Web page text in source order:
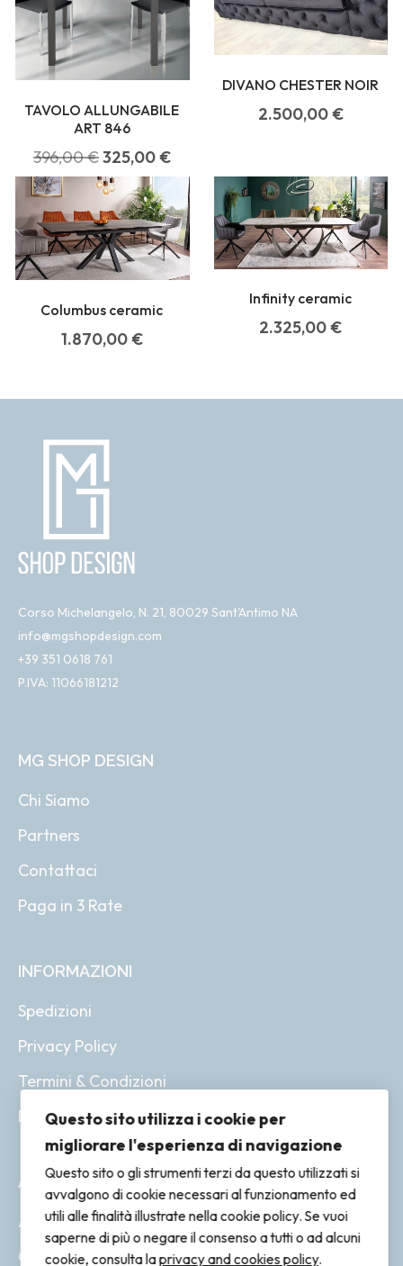
TAVOLO ALLUNGABILE
ART 846
396,00€325,00€
DIVANO CHESTER NOIR
2.500,00€
Columbus ceramic
1.870,00€
Infinity ceramic
2.325,00€
Corso Michelangelo, N. 21, 80029 Sant'Antimo NA
info@mgshopdesign.com
+39 351 0618 761
P.IVA: 11066181212
MG SHOP DESIGN
Chi Siamo
Partners
Contattaci
Paga in 3 Rate
INFORMAZIONI
Spedizioni
Privacy Policy
Termini & Condizioni
Resi & Rimborsi
ACCOUNT
Account
Ordini
Questo sito utilizza i cookie per
migliorare l'esperienza di navigazione
Questo sito o gli strumenti terzi da questo utilizzati si
avvalgono di cookie necessari al funzionamento ed
utili alle finalità illustrate nella cookie policy. Se vuoi
saperne di più o negare il consenso a tutti o ad alcuni
cookie, consulta laprivacy and cookies policy.